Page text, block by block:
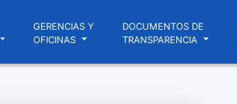
GERENCIAS Y
OFICINAS
DOCUMENTOS DE
TRANSPARENCIA